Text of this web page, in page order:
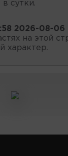
сутки.
2026-08-06
на этой
характер.